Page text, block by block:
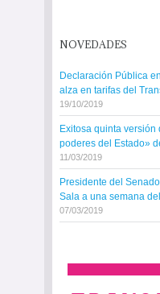
NOVEDADES
Declaración Pública
alza en tarifas del
19/10/2019
Exitosa quinta
poderes del Estado»
11/03/2019
Presidente del
Sala a una semana
07/03/2019